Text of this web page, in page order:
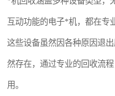
互动功能的电子*机，都在专
这些设备虽然因各种原因退
然存在，通过专业的回收流
用。